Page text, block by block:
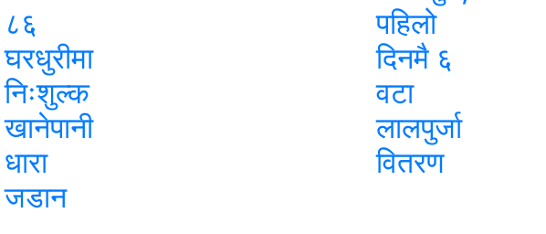
८६
घरधुरीमा
निःशुल्क
खानेपानी
धारा
जडान
पहिलो
दिनमै ६
वटा
लालपुर्जा
वितरण